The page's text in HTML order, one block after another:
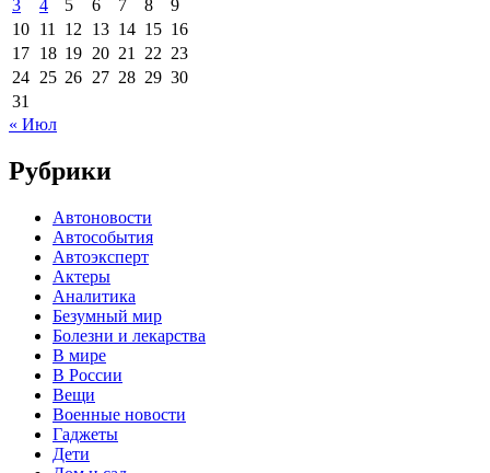
3 4 5 6 7 8
9
10 11 12 13 14 15 16
17 18 19 20 21 22 23
24 25 26 27 28 29 30
31
« Июл
Рубрики
Автоновости
Автособытия
Автоэксперт
Актеры
Аналитика
Безумный мир
Болезни и лекарства
В мире
В России
Вещи
Военные новости
Гаджеты
Дети